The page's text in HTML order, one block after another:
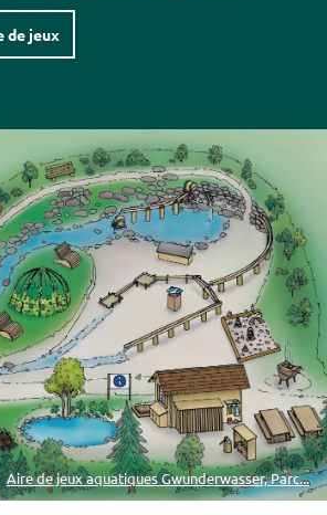
de jeux
Aire de jeux aquatiques Gwunderwasser, Parc...